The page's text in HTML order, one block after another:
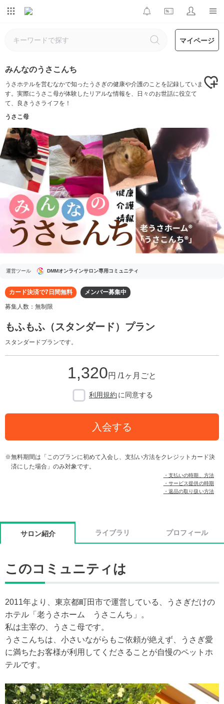
マイページ
みんなのうさこんち
うさホテルを営むなかで知ったうさぎの健康や介護のことを記録していま
す。実際にうさこ母が体験したリアルな情報を、日々のお世話に役立て
て、良きうさライフを！
うさこ母
運営ツール DMMオンラインサロン専用コミュニティ
メンバー募集中
カード決済で7日間無料
募集人数：無制限
もふもふ（スタンダード）プラン
スタンダードプランです。
1,320円 /1ヶ月ごと
利用規約 に同意する
入会する
無料期間は「このプランに初めて入会し、支払い方法をクレジットカード決
済にした場合」のみ対象です。
・支払いの時期、方法
・サービス提供の時期
・返品の取り扱い方法
サロン紹介 ライブラリ プロフィール
このコミュニティは
2011年より、東京都町田市で運営している、うさぎだけの
ホテル「老うさホーム うさこんち」。
私は主宰の、うさこ母です。
うさこんちは、小さいながらもご依頼が絶えず、うさぎ愛
に満ちたお客様が利用してくださることが自慢のペットホ
テルです。